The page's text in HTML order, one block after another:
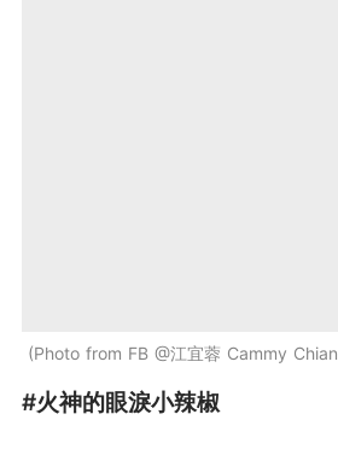
Photo from FB @江宜蓉 Cammy Chian
#火神的眼淚小辣椒